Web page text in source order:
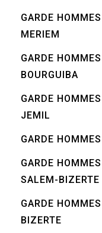
GARDE
MERIEM
GARDE
BOURGUIBA
GARDE
JEMIL
GARDE
GARDE
SALEM-BIZERTE
GARDE
BIZERTE